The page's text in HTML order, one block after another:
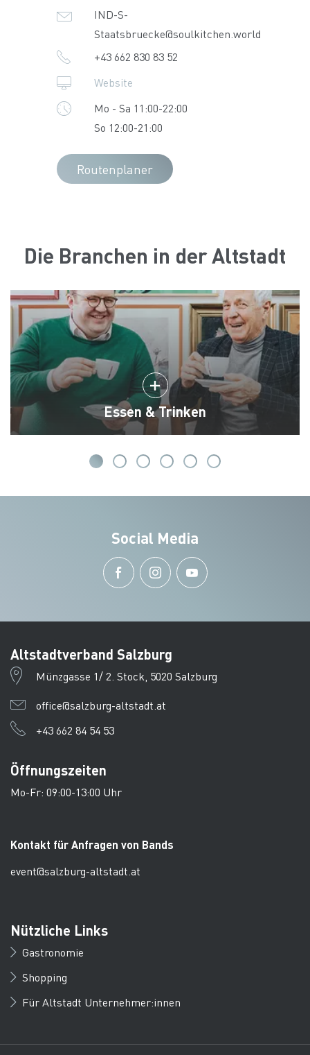
IND-S-
Staatsbruecke@soulkitchen.world
+43 662 830 83 52
Website
Mo - Sa 11:00-22:00
So 12:00-21:00
Routenplaner
Die Branchen in der Altstadt
Essen & Trinken
Social Media
Altstadtverband Salzburg
Münzgasse 1/ 2. Stock, 5020 Salzburg
office@salzburg-altstadt.at
+43 662 84 54 53
Öffnungszeiten
Mo-Fr: 09:00-13:00 Uhr
Kontakt für Anfragen von Bands
event@salzburg-altstadt.at
Nützliche Links
Gastronomie
Shopping
Für Altstadt Unternehmer:innen